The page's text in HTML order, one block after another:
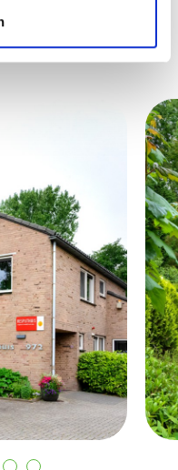
gezondheidsrisico
vrijwilligers en
financiering
of financieringsvorm
Zvw of PGB, en geen
is.
indicatie
gaat met verblijf.
volgens
niet in het
bij ernstige